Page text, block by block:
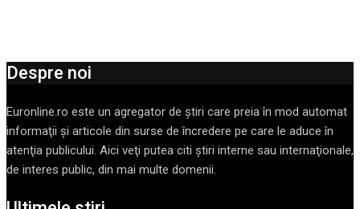
Despre noi
Euronline.ro este un agregator de ştiri care preia în mod automat
informaţii şi articole din surse de încredere pe care le aduce în
atenţia publicului. Aici veţi putea citi ştiri interne sau internaţionale,
de interes public, din mai multe domenii.